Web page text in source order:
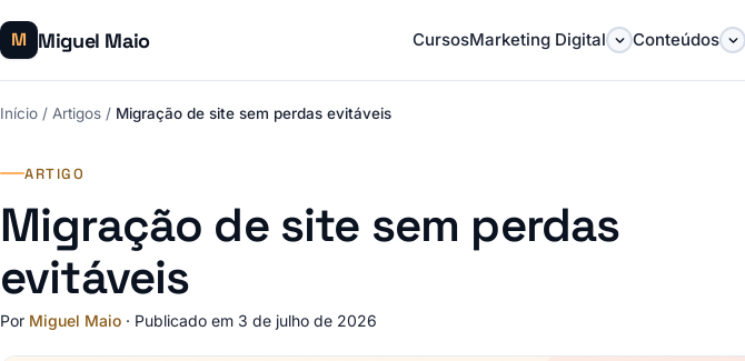
M Miguel Maio CursosMarketing Digital Conteúdos
Início / Artigos / Migração de site sem perdas evitáveis
ARTIGO
Migração de site sem perdas
evitáveis
Por Miguel Maio · Publicado em 3 de julho de 2026